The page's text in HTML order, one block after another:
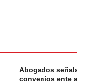
Abogados
convenios ente